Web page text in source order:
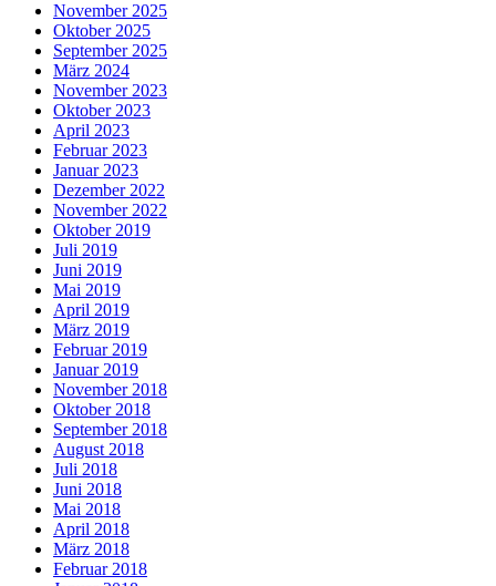
November 2025
Oktober 2025
September 2025
März 2024
November 2023
Oktober 2023
April 2023
Februar 2023
Januar 2023
Dezember 2022
November 2022
Oktober 2019
Juli 2019
Juni 2019
Mai 2019
April 2019
März 2019
Februar 2019
Januar 2019
November 2018
Oktober 2018
September 2018
August 2018
Juli 2018
Juni 2018
Mai 2018
April 2018
März 2018
Februar 2018